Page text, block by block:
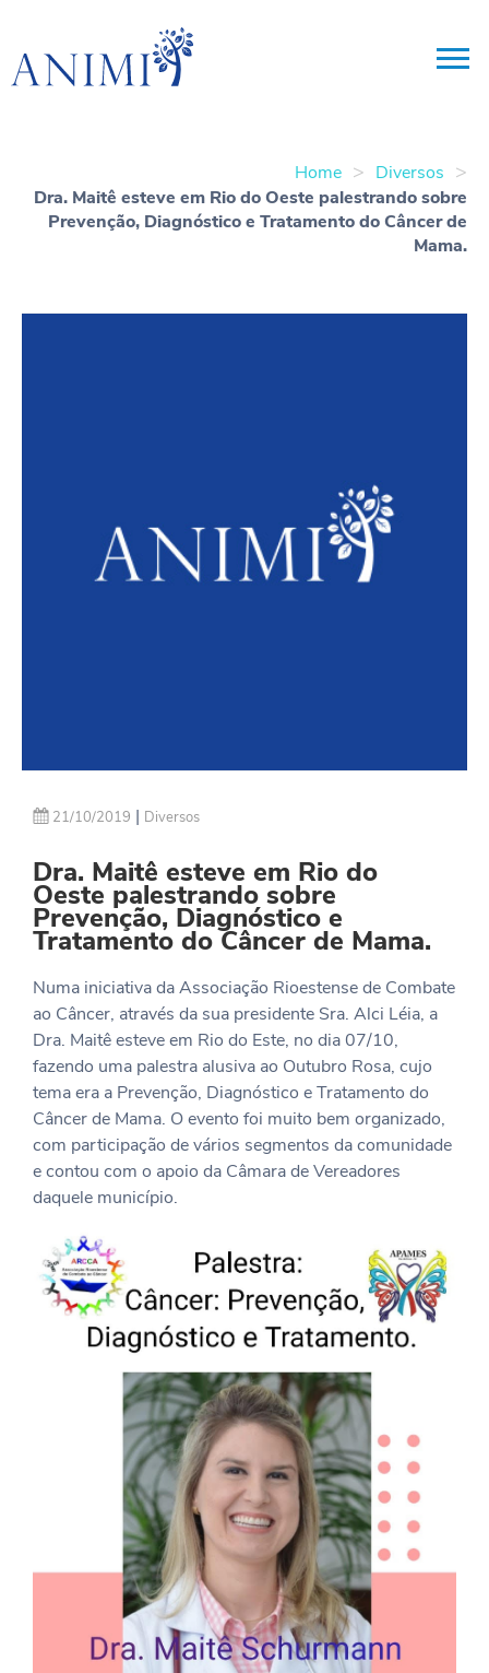
Home > Diversos >
Dra. Maitê esteve em Rio do Oeste palestrando sobre
Prevenção, Diagnóstico e Tratamento do Câncer de
Mama.
21/10/2019 | Diversos
Dra. Maitê esteve em Rio do
Oeste palestrando sobre
Prevenção, Diagnóstico e
Tratamento do Câncer de Mama.
Numa iniciativa da Associação Rioestense de Combate
ao Câncer, através da sua presidente Sra. Alci Léia, a
Dra. Maitê esteve em Rio do Este, no dia 07/10,
fazendo uma palestra alusiva ao Outubro Rosa, cujo
tema era a Prevenção, Diagnóstico e Tratamento do
Câncer de Mama. O evento foi muito bem organizado,
com participação de vários segmentos da comunidade
e contou com o apoio da Câmara de Vereadores
daquele município.